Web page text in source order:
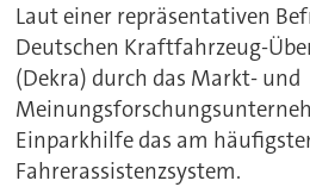
Laut einer repräsentativen
Deutschen Kraftfahrzeug-
(Dekra) durch das Markt- und
Einparkhilfe das am
Fahrerassistenzsystem.